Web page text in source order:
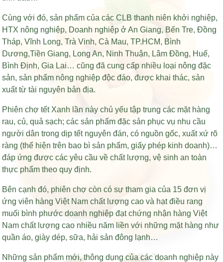
Cùng với đó, sản phẩm của các CLB thanh niên khởi nghiệp,
HTX nông nghiệp, Doanh nghiệp ở An Giang, Bến Tre, Đồng
Tháp, Vĩnh Long, Trà Vinh, Cà Mau, TP.HCM, Bình
Dương,Tiền Giang, Long An, Ninh Thuận, Lâm Đồng, Huế,
Bình Định, Gia Lai… cũng đã cung cấp nhiều loại nông đặc
sản, sản phẩm nông nghiệp độc đáo, được khai thác, sản
xuất từ tài nguyên bản địa.
Phiên chợ tết Xanh lần này chủ yếu tập trung các mặt hàng
rau, củ, quả sạch; các sản phẩm đặc sản phục vụ nhu cầu
người dân trong dịp tết nguyên đán, có nguồn gốc, xuất xứ rõ
ràng (thể hiện trên bao bì sản phẩm, giấy phép kinh doanh)…
đáp ứng được các yêu cầu về chất lượng, vệ sinh an toàn
thực phẩm theo quy định.
Bên cạnh đó, phiên chợ còn có sự tham gia của 15 đơn vị
ứng viên hàng Việt Nam chất lượng cao và hạt điều rang
muối bình phước doanh nghiệp đạt chứng nhận hàng Việt
Nam chất lượng cao nhiều năm liền với những mặt hàng như
quần áo, giày dép, sữa, hải sản đông lạnh…
Những sản phẩm mới, thông dụng của các doanh nghiệp này